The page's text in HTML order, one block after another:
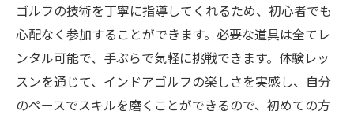
ゴルフの技術を丁寧に指導してくれるため、初心者でも
心配なく参加することができます。必要な道具は全てレ
ンタル可能で、手ぶらで気軽に挑戦できます。体験レッ
スンを通じて、インドアゴルフの楽しさを実感し、自分
のペースでスキルを磨くことができるので、初めての方